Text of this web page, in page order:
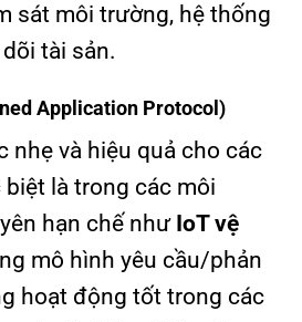
sát môi trường, hệ thống
tài sản.
Application Protocol)
nhẹ và hiệu quả cho các
biệt là trong các môi
hạn chế như IoT vệ
mô hình yêu cầu/phản
hoạt động tốt trong các